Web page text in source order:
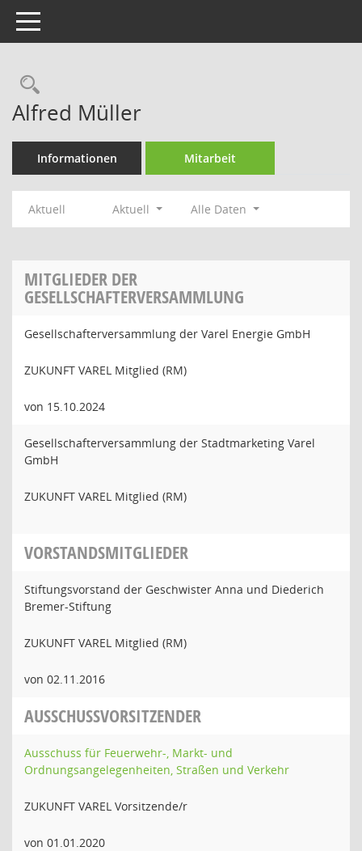
Toggle navigation
Rechercheauswahl
Alfred Müller
Informationen Mitarbeit
Aktuell Aktuell Alle Daten
MITGLIEDER DER
GESELLSCHAFTERVERSAMMLUNG
Gesellschafterversammlung der Varel Energie GmbH
ZUKUNFT VAREL Mitglied (RM)
von 15.10.2024
Gesellschafterversammlung der Stadtmarketing Varel
GmbH
ZUKUNFT VAREL Mitglied (RM)
VORSTANDSMITGLIEDER
Stiftungsvorstand der Geschwister Anna und Diederich
Bremer-Stiftung
ZUKUNFT VAREL Mitglied (RM)
von 02.11.2016
AUSSCHUSSVORSITZENDER
Ausschuss für Feuerwehr-, Markt- und
Ordnungsangelegenheiten, Straßen und Verkehr
ZUKUNFT VAREL Vorsitzende/r
von 01.01.2020